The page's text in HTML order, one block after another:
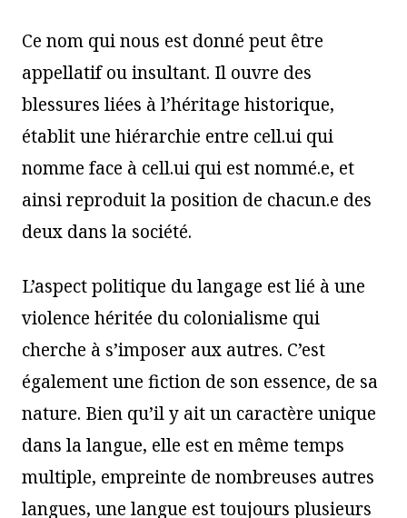
Ce nom qui nous est donné peut être
appellatif ou insultant. Il ouvre des
blessures liées à l’héritage historique,
établit une hiérarchie entre cell.ui qui
nomme face à cell.ui qui est nommé.e, et
ainsi reproduit la position de chacun.e des
deux dans la société.
L’aspect politique du langage est lié à une
violence héritée du colonialisme qui
cherche à s’imposer aux autres. C’est
également une fiction de son essence, de sa
nature. Bien qu’il y ait un caractère unique
dans la langue, elle est en même temps
multiple, empreinte de nombreuses autres
langues, une langue est toujours plusieurs